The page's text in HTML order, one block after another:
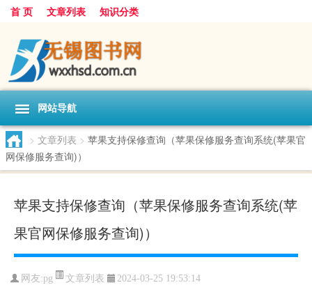
首 页 文章列表 知识分类
网站导航
> 文章列表 > 苹果支持保修查询（苹果保修服务查询系统(苹果官
网保修服务查询)）
苹果支持保修查询（苹果保修服务查询系统(苹
果官网保修服务查询)）
网友:pg 文章列表 2024-03-25 19:53:14